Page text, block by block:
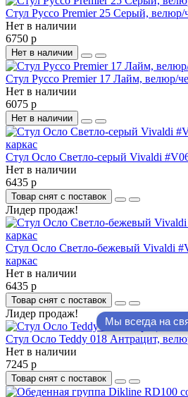
Стул Руссо Premier 25 Серый, велюр/
Нет в наличии
6750 р
Нет в наличии
Стул Руссо Premier 17 Лайм, велюр/
Нет в наличии
6075 р
Нет в наличии
Стул Осло Светло-серый Vivaldi
Нет в наличии
6435 р
Товар снят с поставок
Лидер продаж!
Стул Осло Светло-бежевый Vivaldi
каркас
Нет в наличии
6435 р
Товар снят с поставок
Лидер продаж!
Стул Осло Teddy 018 Антрацит,
Нет в наличии
7245 р
Товар снят с поставок
Мы всегда на